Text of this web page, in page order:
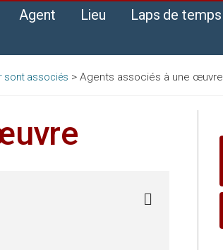
Agent Lieu Laps de temps
sont associés >Agents associés à une œuvre